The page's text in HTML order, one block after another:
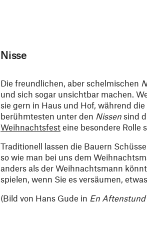
Nisse
Die freundlichen, aber schelmischen
und sich sogar unsichtbar machen.
sie gern in Haus und Hof, während
berühmtesten unter den Nissen sind
Weihnachtsfest eine besondere Rolle
Traditionell lassen die Bauern
so wie man bei uns dem
anders als der Weihnachtsmann
spielen, wenn Sie es versäumen,
(Bild von Hans Gude in En